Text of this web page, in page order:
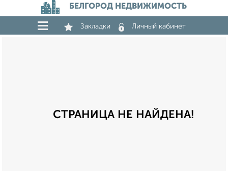
БЕЛГОРОД НЕДВИЖИМОСТЬ
Закладки Личный кабинет
СТРАНИЦА НЕ НАЙДЕНА!